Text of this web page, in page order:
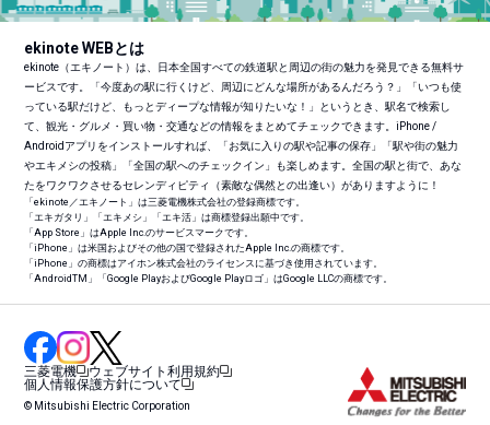
ekinote WEBとは
ekinote（エキノート）は、日本全国すべての鉄道駅と周辺の街の魅力を発見できる無料サ
ービスです。「今度あの駅に行くけど、周辺にどんな場所があるんだろう？」「いつも使
っている駅だけど、もっとディープな情報が知りたいな！」というとき、駅名で検索し
て、観光・グルメ・買い物・交通などの情報をまとめてチェックできます。iPhone /
Androidアプリをインストールすれば、「お気に入りの駅や記事の保存」「駅や街の魅力
やエキメシの投稿」「全国の駅へのチェックイン」も楽しめます。全国の駅と街で、あな
たをワクワクさせるセレンディピティ（素敵な偶然との出逢い）がありますように！
「ekinote／エキノート」は三菱電機株式会社の登録商標です。
「エキガタリ」「エキメシ」「エキ活」は商標登録出願中です。
「App Store」はApple Inc.のサービスマークです。
「iPhone」は米国およびその他の国で登録されたApple Inc.の商標です。
「iPhone」の商標はアイホン株式会社のライセンスに基づき使用されています。
「AndroidTM 」「Google PlayおよびGoogle Playロゴ」はGoogle LLCの商標です。
三菱電機
ウェブサイト利用規約
個人情報保護方針について
© Mitsubishi Electric Corporation